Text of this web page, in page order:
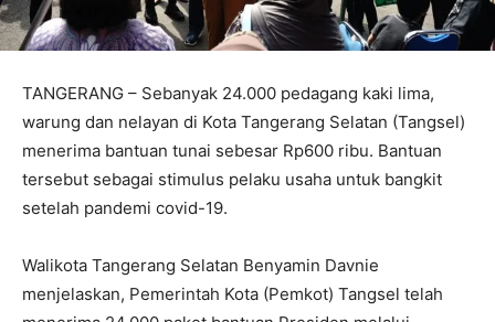
TANGERANG – Sebanyak 24.000 pedagang kaki lima,
warung dan nelayan di Kota Tangerang Selatan (Tangsel)
menerima bantuan tunai sebesar Rp600 ribu. Bantuan
tersebut sebagai stimulus pelaku usaha untuk bangkit
setelah pandemi covid-19.
Walikota Tangerang Selatan Benyamin Davnie
menjelaskan, Pemerintah Kota (Pemkot) Tangsel telah